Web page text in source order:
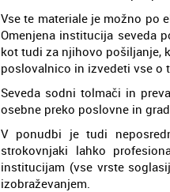
Vse te materiale je možno po
Omenjena institucija seveda
kot tudi za njihovo pošiljanje,
poslovalnico in izvedeti vse o
Seveda sodni tolmači in
osebne preko poslovne in
V ponudbi je tudi
strokovnjaki lahko
institucijam (vse vrste
izobraževanjem.